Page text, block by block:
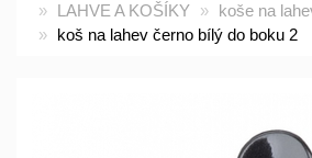
LAHVE A KOŠÍKY
koše na
koš na lahev černo bílý do boku 2